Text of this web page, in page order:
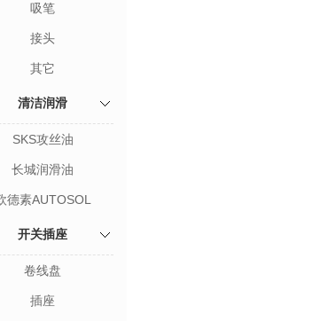
吸笔
接头
其它
清洁润滑
SKS攻丝油
长城润滑油
德素AUTOSOL
开关插座
卷线盘
插座